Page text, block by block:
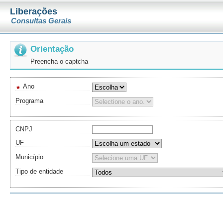
Liberações
Consultas Gerais
Orientação
Preencha o captcha
Ano
Programa
CNPJ
UF
Município
Tipo de entidade